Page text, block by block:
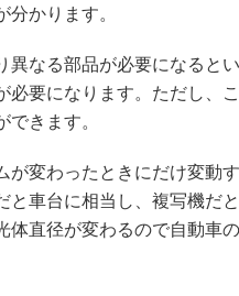
かります。
異なる部品が必要になると
必要になります。ただし、
きます。
が変わったときにだけ変動
と車台に相当し、複写機だ
体直径が変わるので自動車